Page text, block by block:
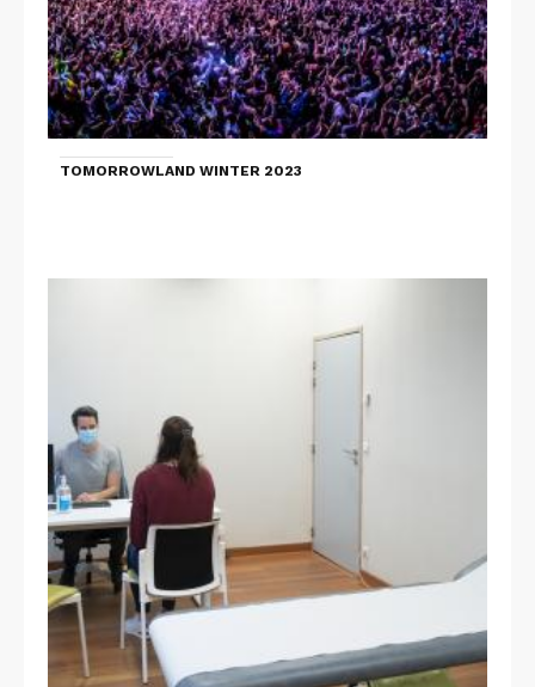
TOMORROWLAND WINTER 2023